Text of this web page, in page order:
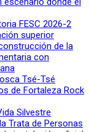
FESC 2026-2
superior
de la
con
Tsé-Tsé
de Fortaleza Rock
Silvestre
Trata de Personas